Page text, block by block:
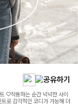
♡착용하는 순간 넉넉한 사이
로 감각적인 코디가 가능해 더